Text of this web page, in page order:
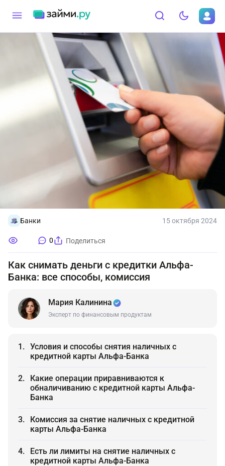
Банки 15 октября 2024
0 Поделиться
Как снимать деньги с кредитки Альфа-
Банка: все способы, комиссия
Мария Калинина
Эксперт по финансовым продуктам
Условия и способы снятия наличных с
кредитной карты Альфа-Банка
Какие операции приравниваются к
обналичиванию с кредитной карты Альфа-
Банка
Комиссия за снятие наличных с кредитной
карты Альфа-Банка
Есть ли лимиты на снятие наличных с
кредитной карты Альфа-Банка